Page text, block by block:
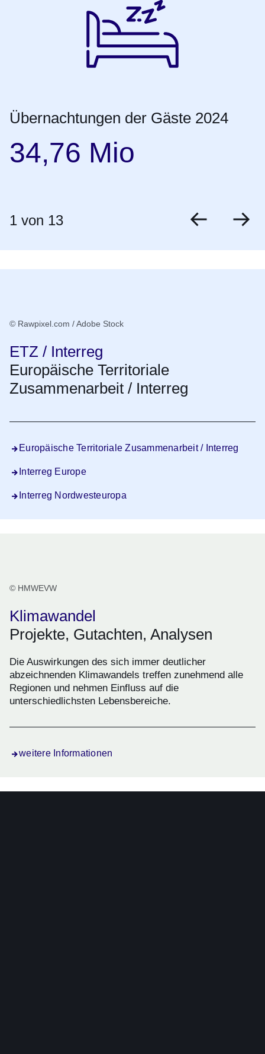
Übernachtungen der Gäste 2024
34,76 Mio
1 von 13
© Rawpixel.com / Adobe Stock
ETZ / Interreg
Europäische Territoriale
Zusammenarbeit / Interreg
Europäische Territoriale Zusammenarbeit / Interreg
Interreg Europe
Interreg Nordwesteuropa
© HMWEVW
Klimawandel
Projekte, Gutachten, Analysen
Die Auswirkungen des sich immer deutlicher
abzeichnenden Klimawandels treffen zunehmend alle
Regionen und nehmen Einfluss auf die
unterschiedlichsten Lebensbereiche.
weitere Informationen